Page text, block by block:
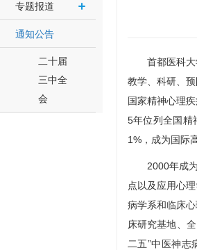
专题报道
通知公告
二十届
三中全
会
首都医科
教学、科研、
国家精神心理
5年位列全国精
1%，成为国际
2000年成
点以及应用心
病学系和临床
床研究基地、
二五”中医神